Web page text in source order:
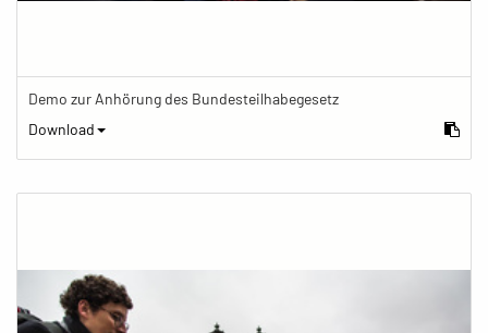
Demo zur Anhörung des Bundesteilhabegesetz
Download